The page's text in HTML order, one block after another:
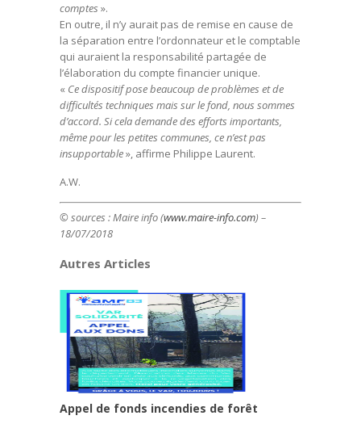
comptes ».
En outre, il n’y aurait pas de remise en cause de
la séparation entre l’ordonnateur et le comptable
qui auraient la responsabilité partagée de
l’élaboration du compte financier unique.
« Ce dispositif pose beaucoup de problèmes et de
difficultés techniques mais sur le fond, nous sommes
d’accord. Si cela demande des efforts importants,
même pour les petites communes, ce n’est pas
insupportable», affirme Philippe Laurent.
A.W.
© sources : Maire info (www.maire-info.com) –
18/07/2018
Autres Articles
Appel de fonds incendies de forêt